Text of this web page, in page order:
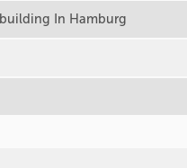
In Hamburg